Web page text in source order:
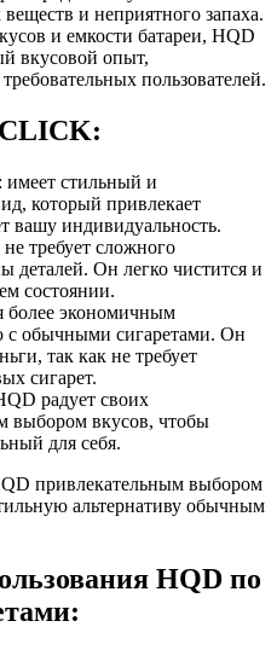
и неприятного запаха.
и емкости батареи, HQD
вкусовой опыт,
пользователей.
стильный и
который привлекает
вашу индивидуальность.
требует сложного
деталей. Он легко чистится и
состоянии.
более экономичным
с обычными сигаретами. Он
так как не требует
сигарет.
радует своих
выбором вкусов, чтобы
для себя.
привлекательным выбором
альтернативу обычным
HQD по